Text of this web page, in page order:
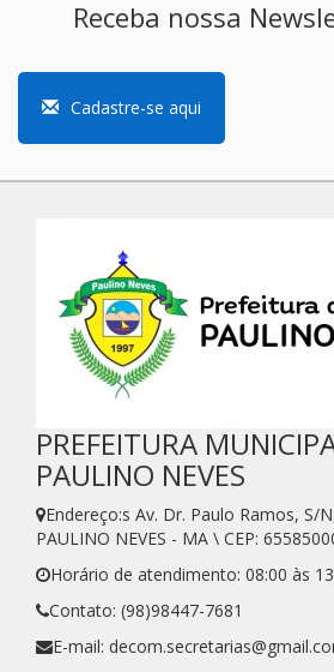
Receba nossa
Cadastre-se aqui
PREFEITURA
PAULINO NEVES
Endereço:s Av. Dr. Paulo Ramos, S/
PAULINO NEVES - MA \ CEP:
Horário de atendimento: 08:00 às
Contato: (98)98447-7681
E-mail: